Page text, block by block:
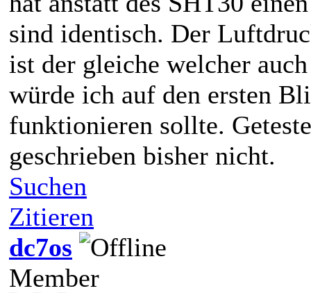
sind identisch. Der
ist der gleiche welcher
würde ich auf den ersten
funktionieren sollte.
geschrieben bisher nicht.
Suchen
Zitieren
dc7os
Member